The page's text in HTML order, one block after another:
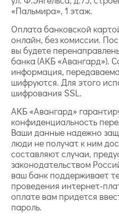
«Пальмира», 1 этаж.
Оплата банковской
онлайн, без комиссии.
вы будете
банка (АКБ «Авангард»).
информация,
шифруются. Для этого
шифрования SSL.
АКБ «Авангард»
конфиденциальность
Ваши данные надежно
люди не получат к ним
составляют случаи,
законодательством
ваш банк поддерживает
проведения интернет-
оплате вам придется
пароль.